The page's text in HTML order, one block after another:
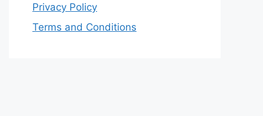
Privacy Policy
Terms and Conditions